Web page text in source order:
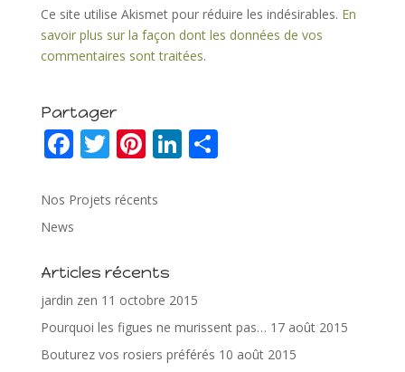
Ce site utilise Akismet pour réduire les indésirables. En
savoir plus sur la façon dont les données de vos
commentaires sont traitées.
Partager
F
e
b
o
o
k
T
itt
Pi
er
st
Li
n
P
Nos Projets récents
News
Articles récents
jardin zen 11 octobre 2015
Pourquoi les figues ne murissent pas… 17 août 2015
Bouturez vos rosiers préférés 10 août 2015